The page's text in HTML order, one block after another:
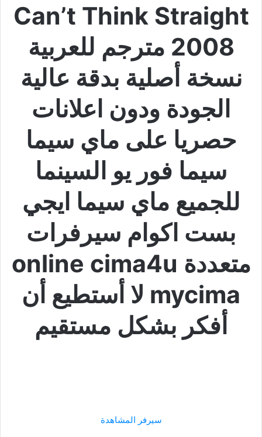
Can’t Think Straight
2008 مترجم للعربية
نسخة أصلية بدقة عالية
الجودة ودون اعلانات
حصريا على ماي سيما
سيما فور يو السينما
للجميع ماي سيما ايجي
بست اكوام سيرفرات
متعددة online cima4u
mycima لا أستطيع أن
أفكر بشكل مستقيم
سيرفر المشاهدة